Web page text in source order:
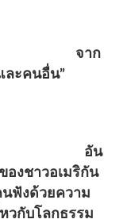
ไม้ที่ลานวัด
มาที่เรา
เกิด จาก
คนอื่น”
หนึ่งที่วัด
ปเรื่อย ๆ
นใหญ่ อัน
วอเมริกัน
วยความ
โลกธรรม